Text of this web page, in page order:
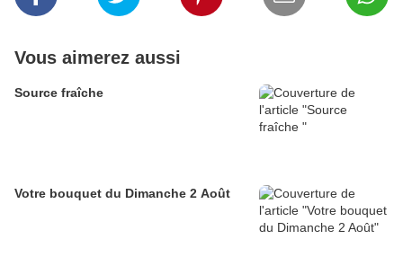
Vous aimerez aussi
Source fraîche
Votre bouquet du Dimanche 2 Août